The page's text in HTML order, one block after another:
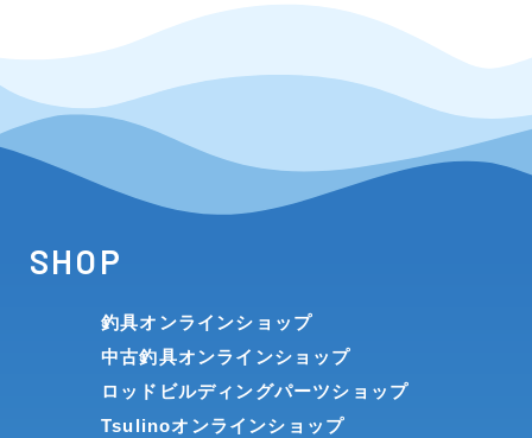
SHOP
釣具オンラインショップ
中古釣具オンラインショップ
ロッドビルディングパーツショップ
Tsulinoオンラインショップ